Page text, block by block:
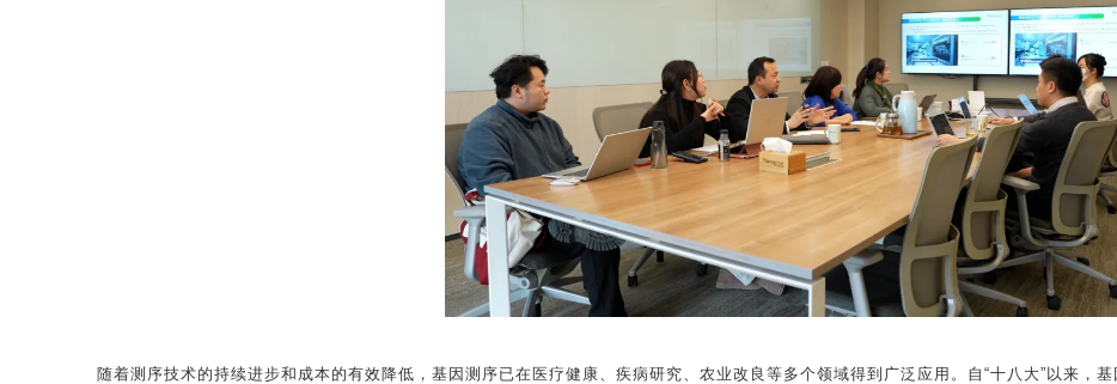
随着测序技术的持续进步和成本的有效降低，基因测序已在医疗健康、疾病研究、农业改良等多个领域得到广泛应用。自“十八大”以来，